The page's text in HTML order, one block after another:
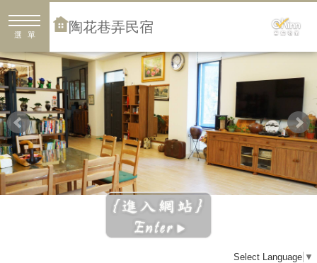
選單 陶花巷弄民宿
Select Language ▼